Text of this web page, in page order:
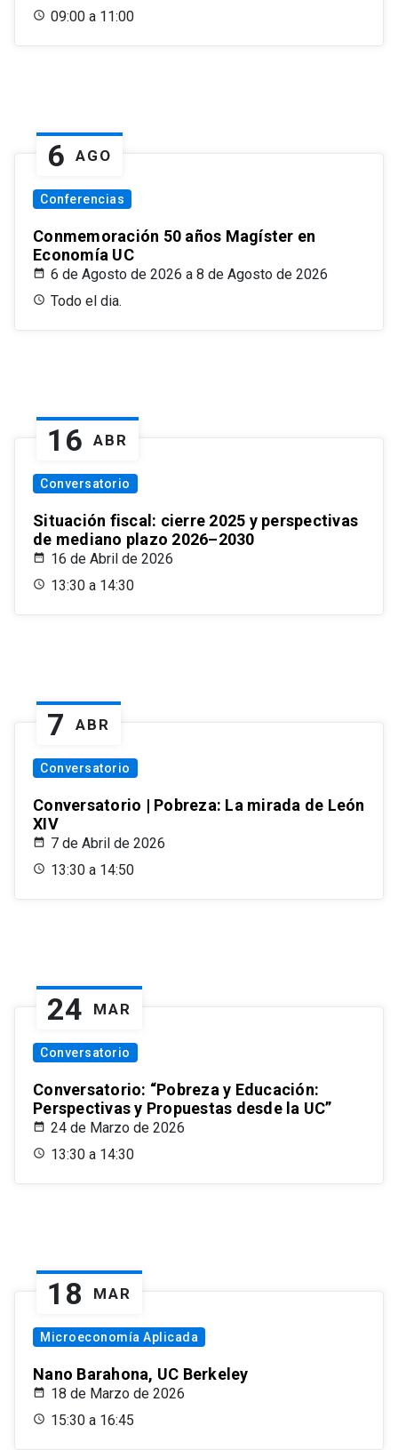
09:00 a 11:00
6 AGO
Conferencias
Conmemoración 50 años Magíster en
Economía UC
6 de Agosto de 2026 a 8 de Agosto de 2026
Todo el dia.
16 ABR
Conversatorio
Situación fiscal: cierre 2025 y perspectivas
de mediano plazo 2026–2030
16 de Abril de 2026
13:30 a 14:30
7 ABR
Conversatorio
Conversatorio | Pobreza: La mirada de León
XIV
7 de Abril de 2026
13:30 a 14:50
24 MAR
Conversatorio
Conversatorio: “Pobreza y Educación:
Perspectivas y Propuestas desde la UC”
24 de Marzo de 2026
13:30 a 14:30
18 MAR
Microeconomía Aplicada
Nano Barahona, UC Berkeley
18 de Marzo de 2026
15:30 a 16:45